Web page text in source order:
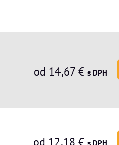
od 14,67 € s DPH
od 12,18 € s DPH